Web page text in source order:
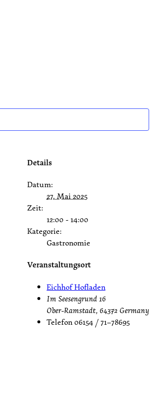
Details
Datum:
27. Mai 2025
Zeit:
12:00 - 14:00
Kategorie:
Gastronomie
Veranstaltungsort
Eichhof Hofladen
Im Seesengrund 16
Ober-Ramstadt, 64372 Germany
Telefon06154 / 71–78695